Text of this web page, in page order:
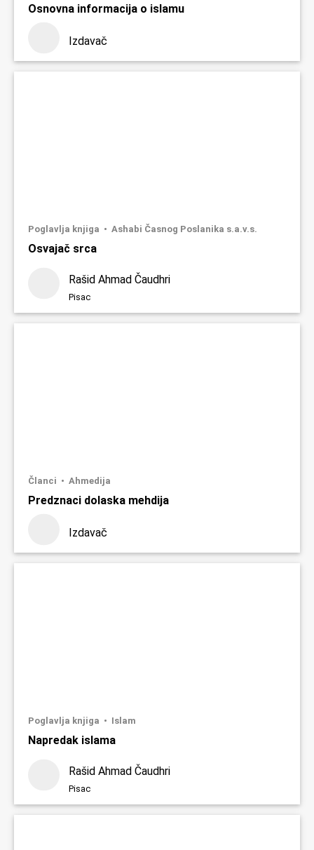
Osnovna informacija o islamu
Izdavač
Poglavlja knjiga Ashabi Časnog Poslanika s.a.v.s.
Osvajač srca
Rašid Ahmad Čaudhri
Pisac
Članci Ahmedija
Predznaci dolaska mehdija
Izdavač
Poglavlja knjiga Islam
Napredak islama
Rašid Ahmad Čaudhri
Pisac